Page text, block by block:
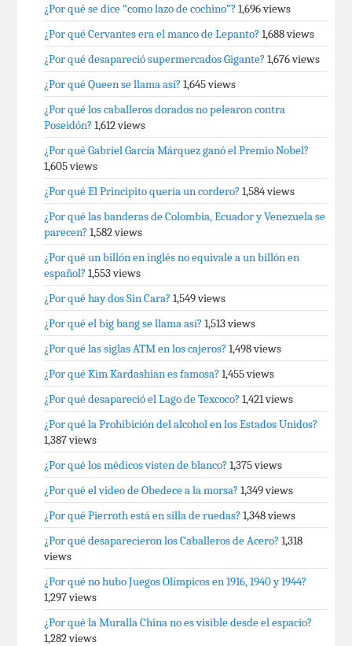
¿Por qué se dice “como lazo de cochino”? 1,696 views
¿Por qué Cervantes era el manco de Lepanto? 1,688 views
¿Por qué desapareció supermercados Gigante? 1,676 views
¿Por qué Queen se llama así? 1,645 views
¿Por qué los caballeros dorados no pelearon contra
Poseidón? 1,612 views
¿Por qué Gabriel García Márquez ganó el Premio Nobel?
1,605 views
¿Por qué El Principito quería un cordero? 1,584 views
¿Por qué las banderas de Colombia, Ecuador y Venezuela se
parecen? 1,582 views
¿Por qué un billón en inglés no equivale a un billón en
español? 1,553 views
¿Por qué hay dos Sin Cara? 1,549 views
¿Por qué el big bang se llama así? 1,513 views
¿Por qué las siglas ATM en los cajeros? 1,498 views
¿Por qué Kim Kardashian es famosa? 1,455 views
¿Por qué desapareció el Lago de Texcoco? 1,421 views
¿Por qué la Prohibición del alcohol en los Estados Unidos?
1,387 views
¿Por qué los médicos visten de blanco? 1,375 views
¿Por qué el video de Obedece a la morsa? 1,349 views
¿Por qué Pierroth está en silla de ruedas? 1,348 views
¿Por qué desaparecieron los Caballeros de Acero? 1,318
views
¿Por qué no hubo Juegos Olímpicos en 1916, 1940 y 1944?
1,297 views
¿Por qué la Muralla China no es visible desde el espacio?
1,282 views